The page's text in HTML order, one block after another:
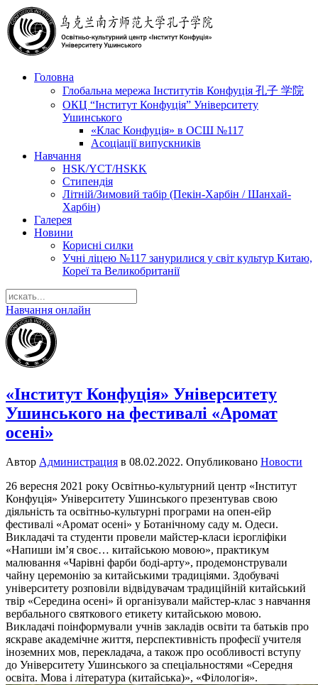
Головна
Глобальна мережа Інститутів Конфуція 孔子 学院
ОКЦ “Інститут Конфуція” Університету
Ушинського
«Клас Конфуція» в ОСШ №117
Асоціації випускників
Навчання
HSK/YCT/HSKK
Стипендія
Літній/Зимовий табір (Пекін-Харбін / Шанхай-
Харбін)
Галерея
Новини
Корисні силки
Учні ліцею №117 занурилися у світ культур Китаю,
Кореї та Великобританії
Навчання онлайн
«Інститут Конфуція» Університету
Ушинського на фестивалі «Аромат
осені»
Автор Администрация в 08.02.2022. Опубликовано Новости
26 вересня 2021 року Освітньо-культурний центр «Інститут
Конфуція» Університету Ушинського презентував свою
діяльність та освітньо-культурні програми на опен-ейр
фестивалі «Аромат осені» у Ботанічному саду м. Одеси.
Викладачі та студенти провели майстер-класи ієрогліфіки
«Напиши імʼя своє… китайською мовою», практикум
малювання «Чарівні фарби боді-арту», продемонстрували
чайну церемонію за китайськими традиціями. Здобувачі
університету розповіли відвідувачам традиційній китайський
твір «Середина осені» й організували майстер-клас з навчання
вербального святкового етикету китайською мовою.
Викладачі поінформували учнів закладів освіти та батьків про
яскраве академічне життя, перспективність професії учителя
іноземних мов, перекладача, а також про особливості вступу
до Університету Ушинського за спеціальностями «Середня
освіта. Мова і література (китайська)», «Філологія».